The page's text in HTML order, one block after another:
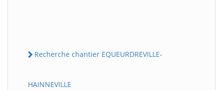
Recherche chantier EQUEURDREVILLE-
HAINNEVILLE